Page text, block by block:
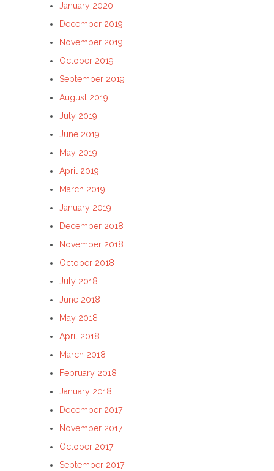
January 2020
December 2019
November 2019
October 2019
September 2019
August 2019
July 2019
June 2019
May 2019
April 2019
March 2019
January 2019
December 2018
November 2018
October 2018
July 2018
June 2018
May 2018
April 2018
March 2018
February 2018
January 2018
December 2017
November 2017
October 2017
September 2017